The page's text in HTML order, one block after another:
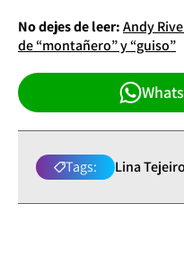
No dejes de leer:Andy
de “montañero” y “guiso”
Tags: Lina Tejeiro